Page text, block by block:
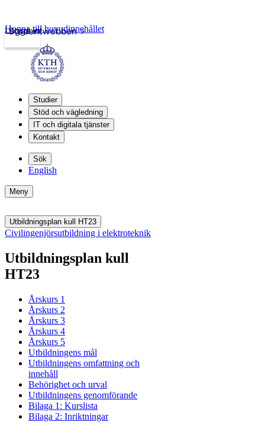
Studentwebben
Logga in
Hoppa till huvudinnehållet
Studier
Stöd och vägledning
IT och digitala tjänster
Kontakt
Sök
English
Meny
Utbildningsplan kull HT23
Civilingenjörsutbildning i elektroteknik
Utbildningsplan kull
HT23
Årskurs 1
Årskurs 2
Årskurs 3
Årskurs 4
Årskurs 5
Utbildningens mål
Utbildningens omfattning och
innehåll
Behörighet och urval
Utbildningens genomförande
Bilaga 1: Kurslista
Bilaga 2: Inriktningar